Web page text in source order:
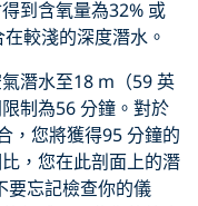
到含氧量為32% 或
較淺的深度潛水。
潛水至18 m（59 英
制為56 分鐘。對於
，您將獲得95 分鐘的
，您在此剖面上的潛
要忘記檢查你的儀